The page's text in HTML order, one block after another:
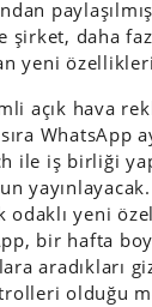
şirket, daha
yeni
açık hava
sıra WhatsApp
ile iş birliği
yeni
bir hafta
aradıkları
olduğu